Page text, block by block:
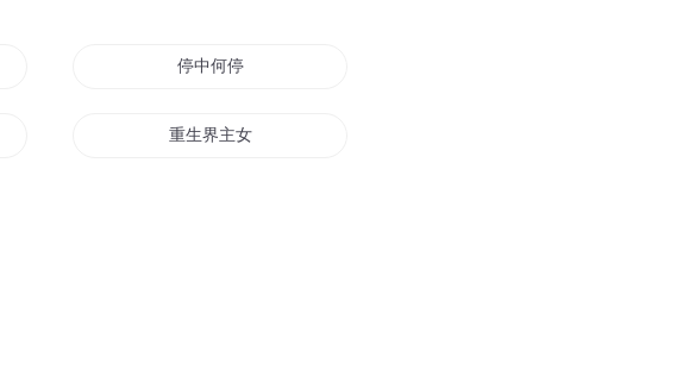
停中何停
重生界主女王拽不停